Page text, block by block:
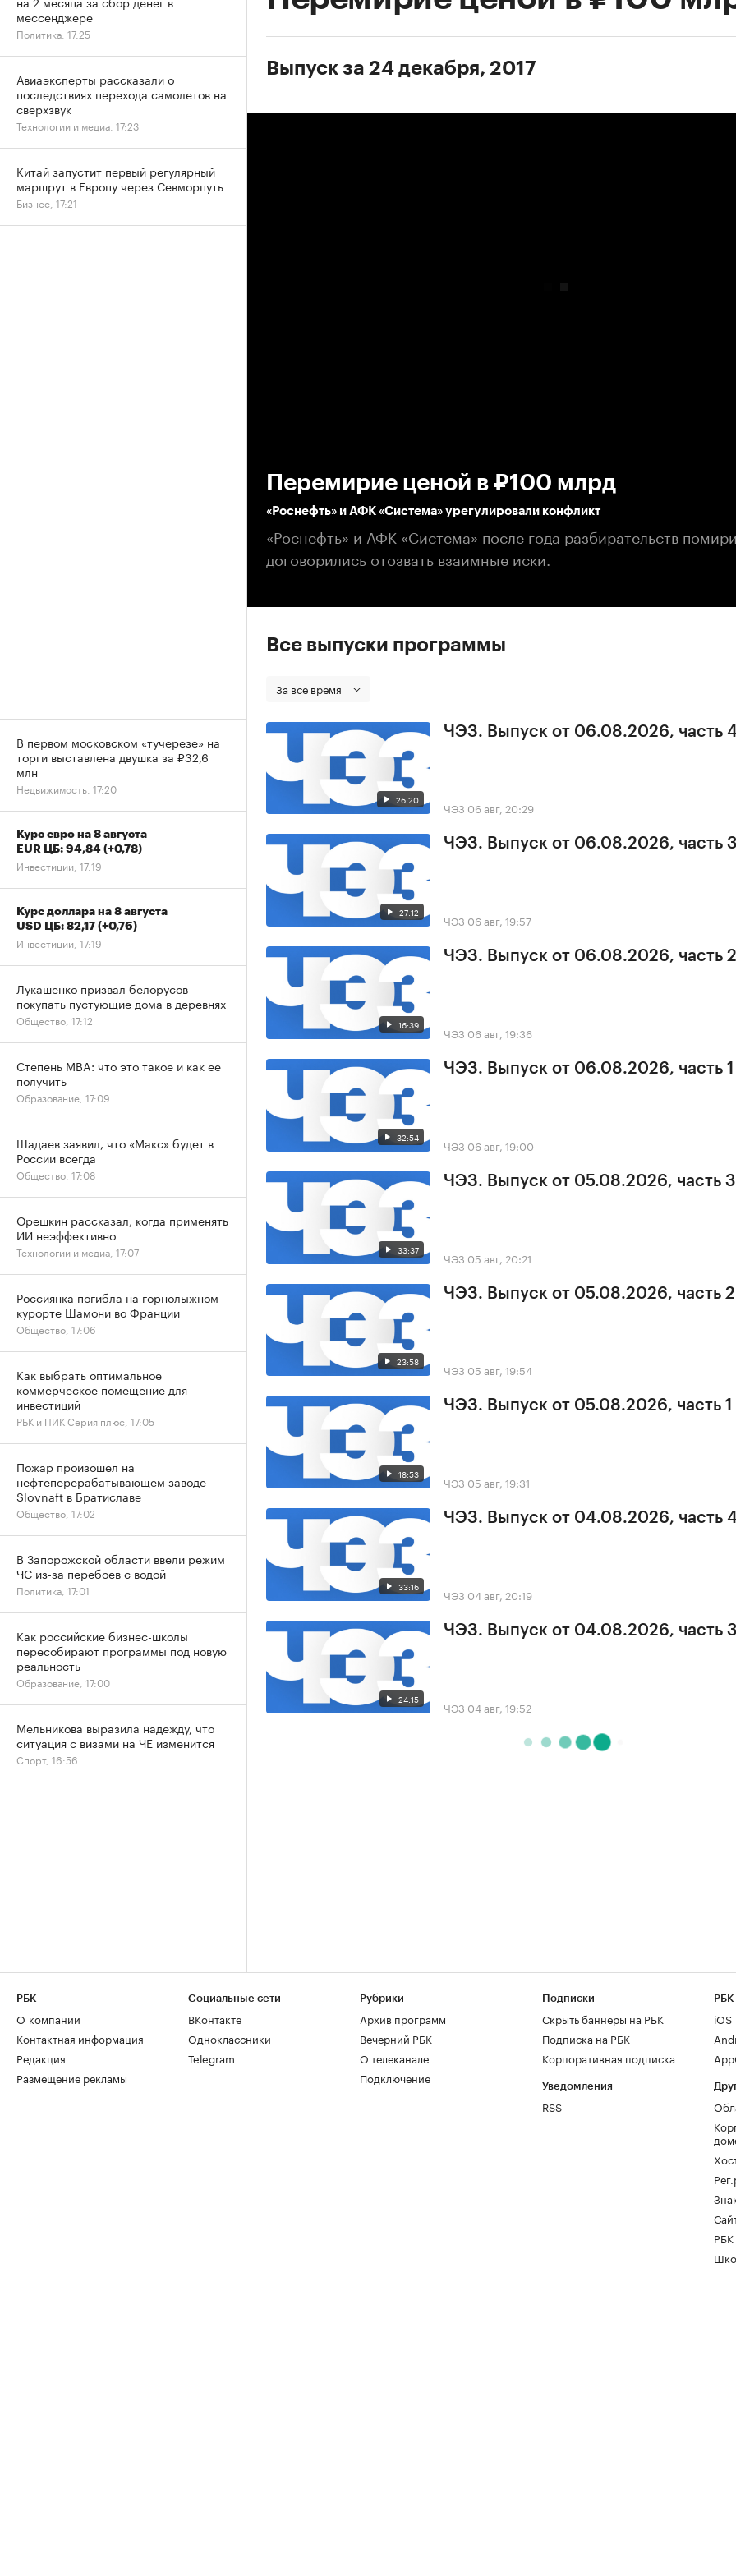
Выпуск за 24 декабря, 2017
Перемирие ценой в ₽100 млрд
«Роснефть» и АФК «Система» урегулировали конфликт
«Роснефть» и АФК «Система» после года разбирательств
договорились отозвать взаимные иски.
Все выпуски программы
За все время
26:20
ЧЭЗ. Выпуск от 06.08.2026, часть
ЧЭЗ 06 авг, 20:29
27:12
ЧЭЗ. Выпуск от 06.08.2026, часть
ЧЭЗ 06 авг, 19:57
16:39
ЧЭЗ. Выпуск от 06.08.2026, часть 2
ЧЭЗ 06 авг, 19:36
32:54
ЧЭЗ. Выпуск от 06.08.2026, часть 1
ЧЭЗ 06 авг, 19:00
33:37
ЧЭЗ. Выпуск от 05.08.2026, часть 3
ЧЭЗ 05 авг, 20:21
23:58
ЧЭЗ. Выпуск от 05.08.2026, часть 2
ЧЭЗ 05 авг, 19:54
18:53
ЧЭЗ. Выпуск от 05.08.2026, часть 1
ЧЭЗ 05 авг, 19:31
33:16
ЧЭЗ. Выпуск от 04.08.2026, часть
ЧЭЗ 04 авг, 20:19
24:15
ЧЭЗ. Выпуск от 04.08.2026, часть
ЧЭЗ 04 авг, 19:52
мессенджере
Политика, 17:25
Авиаэксперты рассказали о
последствиях перехода самолетов на
сверхзвук
Технологии и медиа, 17:23
Китай запустит первый регулярный
маршрут в Европу через Севморпуть
Бизнес, 17:21
В первом московском «тучерезе» на
торги выставлена двушка за ₽32,6
млн
Недвижимость, 17:20
Курс евро на 8 августа
EUR ЦБ: 94,84 (+0,78)
Инвестиции, 17:19
Курс доллара на 8 августа
USD ЦБ: 82,17 (+0,76)
Инвестиции, 17:19
Лукашенко призвал белорусов
покупать пустующие дома в деревнях
Общество, 17:12
Степень MBA: что это такое и как ее
получить
Образование, 17:09
Шадаев заявил, что «Макс» будет в
России всегда
Общество, 17:08
Орешкин рассказал, когда применять
ИИ неэффективно
Технологии и медиа, 17:07
Россиянка погибла на горнолыжном
курорте Шамони во Франции
Общество, 17:06
Как выбрать оптимальное
коммерческое помещение для
инвестиций
РБК и ПИК Серия плюс, 17:05
Пожар произошел на
нефтеперерабатывающем заводе
Slovnaft в Братиславе
Общество, 17:02
В Запорожской области ввели режим
ЧС из-за перебоев с водой
Политика, 17:01
Как российские бизнес-школы
пересобирают программы под новую
реальность
Образование, 17:00
Мельникова выразила надежду, что
ситуация с визами на ЧЕ изменится
Спорт, 16:56
РБК
О компании
Контактная информация
Редакция
Размещение рекламы
Социальные сети
ВКонтакте
Одноклассники
Telegram
Рубрики
Архив программ
Вечерний РБК
О телеканале
Подключение
Подписки
Скрыть баннеры на РБК
Подписка на РБК
Корпоративная подписка
Уведомления
RSS
РБК
iOS